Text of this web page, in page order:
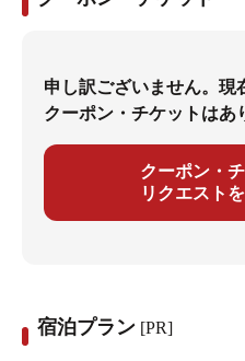
申し訳ございません。現
クーポン・チケットはあ
クーポン・
リクエスト
宿泊プラン [PR]